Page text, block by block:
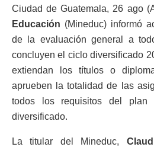
Ciudad de Guatemala, 26 ago
Educación (Mineduc) informó
de la evaluación general a
concluyen el ciclo diversificado
extiendan los títulos o
aprueben la totalidad de las
todos los requisitos del plan
diversificado.
La titular del Mineduc,